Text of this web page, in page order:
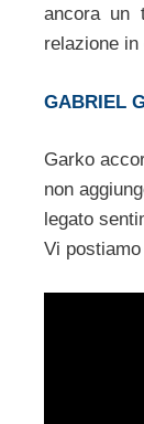
ancora un
relazione in
GABRIEL
Garko
non
legato
Vi